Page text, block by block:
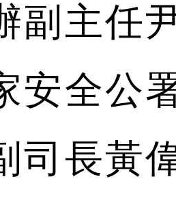
副主任
安全公
司長黃